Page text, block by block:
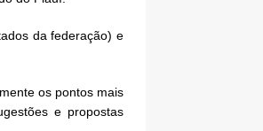
da federação) e
os pontos mais
e propostas